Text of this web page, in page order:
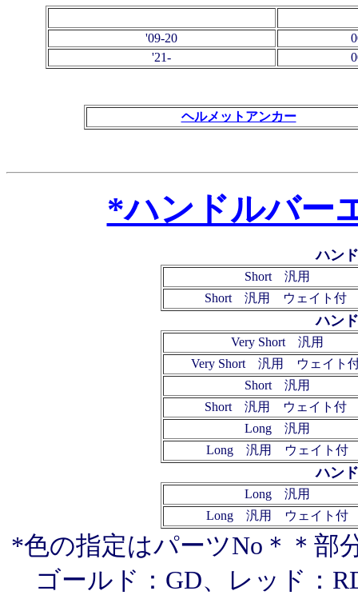
'09-20
'21-
ヘルメットアンカー
*ハンドルバー
ハン
Short 汎用
Short 汎用 ウェイト付
ハン
Very Short 汎用
Very Short 汎用 ウェイト
Short 汎用
Short 汎用 ウェイト付
Long 汎用
Long 汎用 ウェイト付
ハン
Long 汎用
Long 汎用 ウェイト付
*色の指定はパーツNo＊＊部
ゴールド：GD、レッド：